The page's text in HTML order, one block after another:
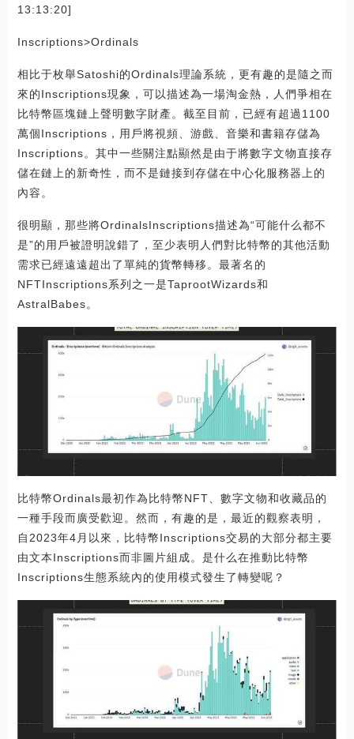
13:13:20]
Inscriptions>Ordinals
相比于枚舉Satoshi的Ordinals理論系統，更有趣的是隨之而
來的Inscriptions現象，可以描述為一場淘金熱，人們爭相在
比特幣區塊鏈上聲明數字財產。截至目前，已經有超過1100
萬個Inscriptions，用戶將視頻、游戲、音樂和書籍存儲為
Inscriptions。其中一些關注點顯然是由于將數字文物直接存
儲在鏈上的新奇性，而不是鏈接到存儲在中心化服務器上的
內容。
很明顯，那些將OrdinalsInscriptions描述為“可能什么都不
是”的用戶被證明說錯了，至少表明人們對比特幣的其他活動
需求已經遠遠超出了單純的貨幣轉移。最著名的
NFTInscriptions系列之一是TaprootWizards和
AstralBabes。
比特幣Ordinals最初作為比特幣NFT、數字文物和收藏品的
一種手段而廣受歡迎。然而，有趣的是，最近的觀察表明，
自2023年4月以來，比特幣Inscriptions交易的大部分都主要
由文本Inscriptions而非圖片組成。是什么在推動比特幣
Inscriptions生態系統內的使用模式發生了轉變呢？